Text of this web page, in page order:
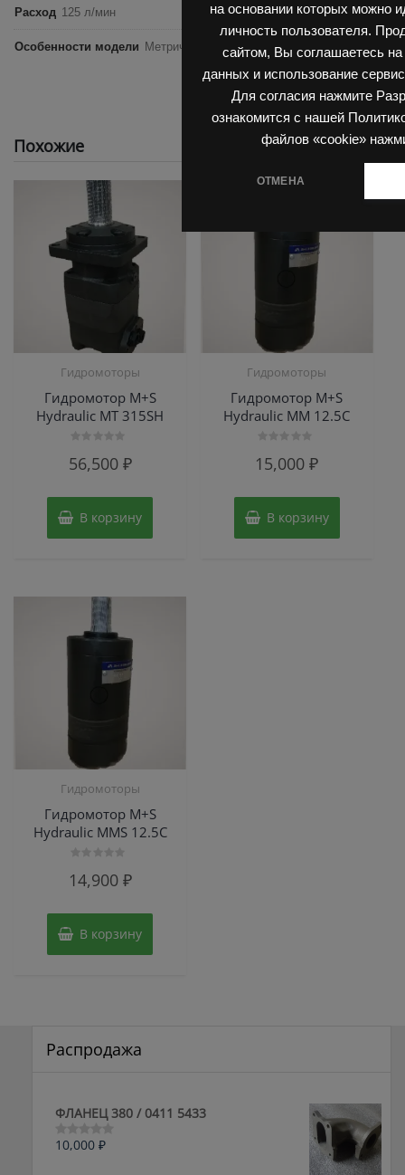
на основании которых можно
личность пользователя.
сайтом, Вы соглашаетесь на
данных и использование
Для согласия нажмите
ознакомится с нашей
файлов «cookie»
ОТМЕНА
Расход 125 л/мин
Особенности модели Метрический размер, Вал 40 мм
Похожие
Гидромоторы
Гидромотор M+S
Hydraulic МТ 315SH
0
56,500 ₽
В корзину
Гидромоторы
Гидромотор M+S
Hydraulic MM 12.5C
0
15,000₽
В корзину
Гидромоторы
Гидромотор M+S
Hydraulic MMS 12.5C
014,900 ₽
В корзину
Распродажа
ФЛАНЕЦ 380 / 0411 5433
Оценка
10,000 ₽